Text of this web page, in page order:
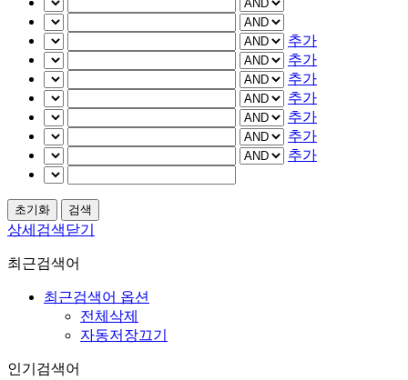
추가
추가
추가
추가
추가
추가
추가
상세검색닫기
최근검색어
최근검색어 옵션
전체삭제
자동저장끄기
인기검색어